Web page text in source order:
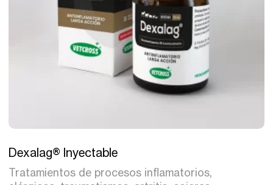
Tratamiento
Dexalag® Inyectable
Tratamientos de procesos inflamatorios,